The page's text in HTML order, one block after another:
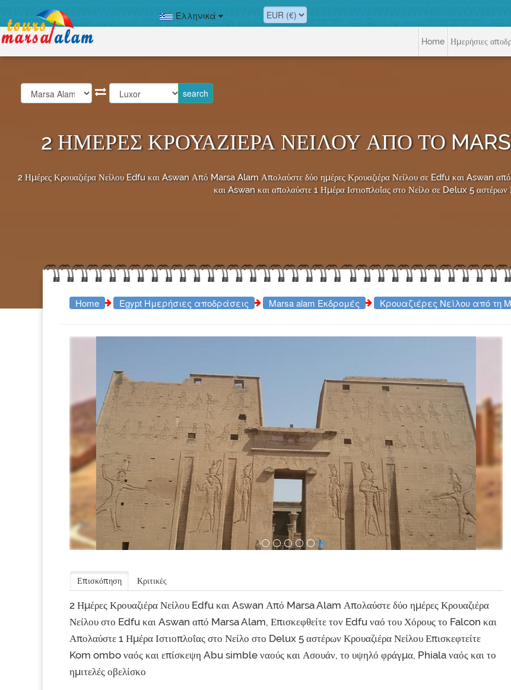
Ελληνικά
Home Ημερήσιες
2 ΗΜΈΡΕΣ ΚΡΟΥΑΖΙΈΡΑ ΝΕΊΛΟΥ ΑΠΌ ΤΟ
2 Ημέρες Κρουαζιέρα Νείλου Edfu και Aswan Από Marsa Alam Απολαύστε δύο ημέρες Κρουαζιέρα Νείλου σε Edfu και Aswan
και Aswan και απολαύστε 1 Ημέρα Ιστιοπλοΐας στο Νείλο σε Delux 5 αστέρων
Home Egypt Ημερήσιες αποδράσεις Marsa alam Εκδρομές Κρουαζιέρες Νείλου από
Επισκόπηση Κριτικές
2 Ημέρες Κρουαζιέρα Νείλου Edfu και Aswan Από Marsa Alam Απολαύστε δύο ημέρες Κρουαζιέρα
Νείλου στο Edfu και Aswan από Marsa Alam, Επισκεφθείτε τον Edfu ναό του Χόρους το Falcon και
Απολαύστε 1 Ημέρα Ιστιοπλοΐας στο Νείλο στο Delux 5 αστέρων Κρουαζιέρα Νείλου Επισκεφτείτε
Kom ombo ναός και επίσκεψη Abu simble ναούς και Ασουάν, το υψηλό φράγμα, Phiala ναός και το
ημιτελές οβελίσκο